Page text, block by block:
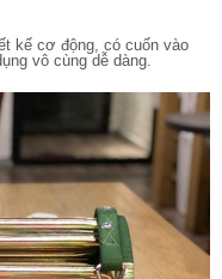
kế cơ động, có cuốn vào
vô cùng dễ dàng.